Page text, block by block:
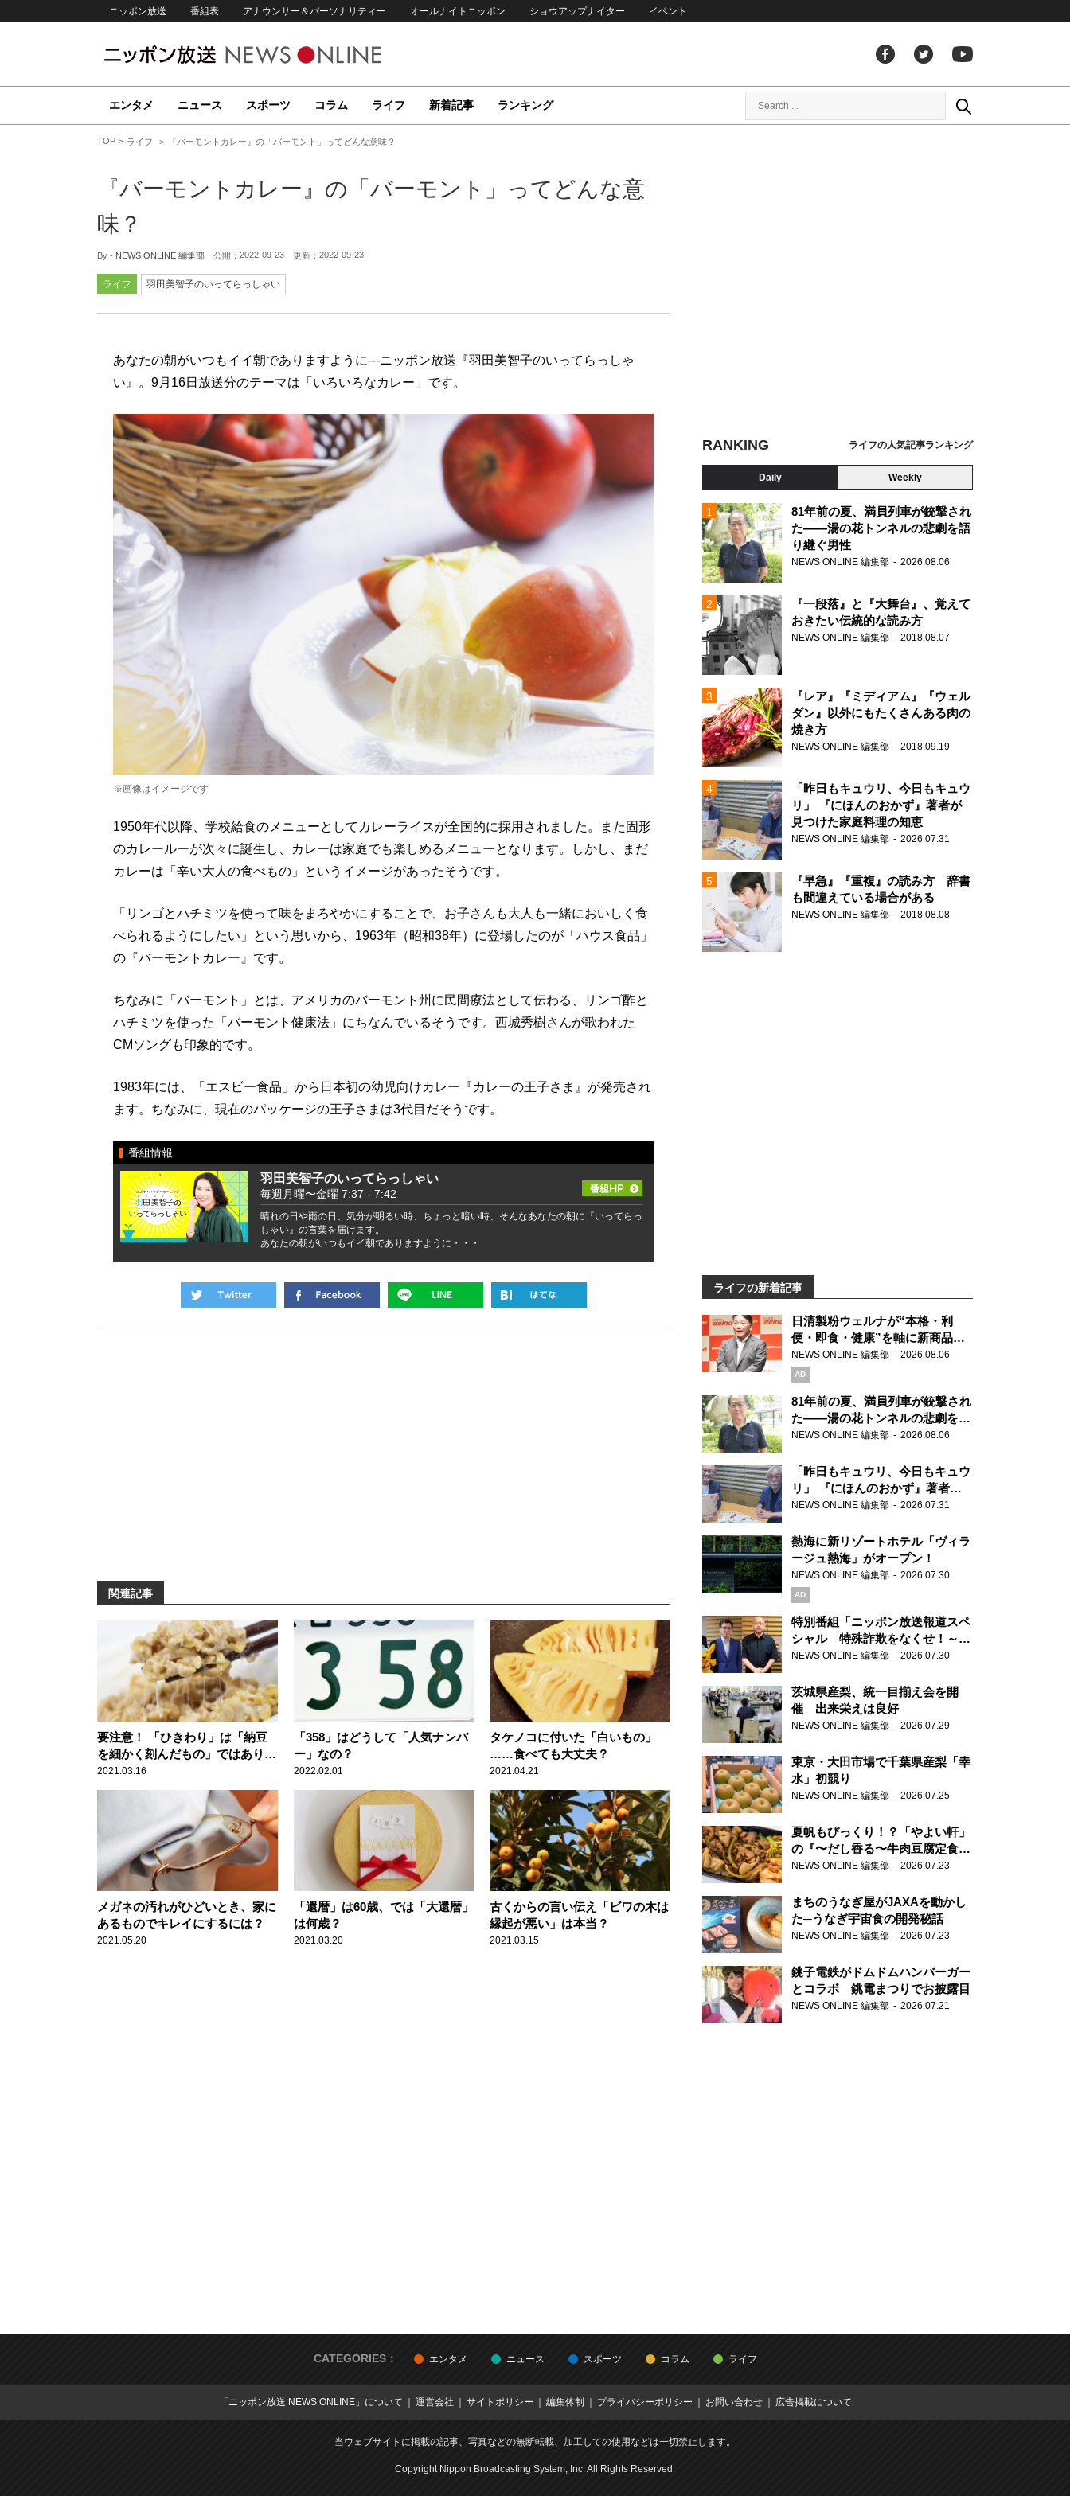
ニッポン放送 番組表 アナウンサー＆パーソナリティー オールナイトニッポン ショウアップナイター イベント
エンタメ ニュース スポーツ コラム ライフ 新着記事 ランキング
TOP ライフ 『バーモントカレー』の「バーモント」ってどんな意味？
『バーモントカレー』の「バーモント」ってどんな意
味？
By - NEWS ONLINE 編集部 公開： 2022-09-23 更新： 2022-09-23
ライフ 羽田美智子のいってらっしゃい
あなたの朝がいつもイイ朝でありますように---ニッポン放送『羽田美智子のいってらっしゃ
い』。9月16日放送分のテーマは「いろいろなカレー」です。
※画像はイメージです
1950年代以降、学校給食のメニューとしてカレーライスが全国的に採用されました。また固形
のカレールーが次々に誕生し、カレーは家庭でも楽しめるメニューとなります。しかし、まだ
カレーは「辛い大人の食べもの」というイメージがあったそうです。
「リンゴとハチミツを使って味をまろやかにすることで、お子さんも大人も一緒においしく食
べられるようにしたい」という思いから、1963年（昭和38年）に登場したのが「ハウス食品」
の『バーモントカレー』です。
ちなみに「バーモント」とは、アメリカのバーモント州に民間療法として伝わる、リンゴ酢と
ハチミツを使った「バーモント健康法」にちなんでいるそうです。西城秀樹さんが歌われた
CMソングも印象的です。
1983年には、「エスビー食品」から日本初の幼児向けカレー『カレーの王子さま』が発売され
ます。ちなみに、現在のパッケージの王子さまは3代目だそうです。
番組情報
羽田美智子のいってらっしゃい
毎週月曜〜金曜 7:37 - 7:42
晴れの日や雨の日、気分が明るい時、ちょっと暗い時、そんなあなたの朝に『いってらっ
しゃい』の言葉を届けます。
あなたの朝がいつもイイ朝でありますように・・・
関連記事
要注意！ 「ひきわり」は「納豆
を細かく刻んだもの」ではありま
せん
2021.03.16
「358」はどうして「人気ナンバ
ー」なの？
2022.02.01
タケノコに付いた「白いもの」
……食べても大丈夫？
2021.04.21
メガネの汚れがひどいとき、家に
あるものでキレイにするには？
2021.05.20
「還暦」は60歳、では「大還暦」
は何歳？
2021.03.20
古くからの言い伝え「ビワの木は
縁起が悪い」は本当？
2021.03.15
RANKING ライフの人気記事ランキング
Daily Weekly
81年前の夏、満員列車が銃撃され
た――湯の花トンネルの悲劇を語
り継ぐ男性
NEWS ONLINE 編集部 2026.08.06
『一段落』と『大舞台』、覚えて
おきたい伝統的な読み方
NEWS ONLINE 編集部 2018.08.07
『レア』『ミディアム』『ウェル
ダン』以外にもたくさんある肉の
焼き方
NEWS ONLINE 編集部 2018.09.19
「昨日もキュウリ、今日もキュウ
リ」 『にほんのおかず』著者が
見つけた家庭料理の知恵
NEWS ONLINE 編集部 2026.07.31
『早急』『重複』の読み方 辞書
も間違えている場合がある
NEWS ONLINE 編集部 2018.08.08
ライフの新着記事
日清製粉ウェルナが“本格・利
便・即食・健康”を軸に新商品を
展開 「マ・マー」「青の洞窟」
ブランドを強化
NEWS ONLINE 編集部 2026.08.06
AD
81年前の夏、満員列車が銃撃され
た――湯の花トンネルの悲劇を語
り継ぐ男性
NEWS ONLINE 編集部 2026.08.06
「昨日もキュウリ、今日もキュウ
リ」 『にほんのおかず』著者が
見つけた家庭料理の知恵
NEWS ONLINE 編集部 2026.07.31
熱海に新リゾートホテル「ヴィラ
ージュ熱海」がオープン！
NEWS ONLINE 編集部 2026.07.30
AD
特別番組「ニッポン放送報道スペ
シャル 特殊詐欺をなくせ！～被
害者・加害者・警視庁が語るトク
NEWS ONLINE 編集部 2026.07.30
茨城県産梨、統一目揃え会を開
催 出来栄えは良好
NEWS ONLINE 編集部 2026.07.29
東京・大田市場で千葉県産梨「幸
水」初競り
NEWS ONLINE 編集部 2026.07.25
夏帆もびっくり！？「やよい軒」
の『〜だし香る〜牛肉豆腐定食』
が香り高すぎる
NEWS ONLINE 編集部 2026.07.23
まちのうなぎ屋がJAXAを動かし
た─うなぎ宇宙食の開発秘話
NEWS ONLINE 編集部 2026.07.23
銚子電鉄がドムドムハンバーガー
とコラボ 銚電まつりでお披露目
NEWS ONLINE 編集部 2026.07.21
CATEGORIES： エンタメ ニュース スポーツ コラム ライフ
「ニッポン放送 NEWS ONLINE」について 運営会社 サイトポリシー 編集体制 プライバシーポリシー お問い合わせ 広告掲載について
当ウェブサイトに掲載の記事、写真などの無断転載、加工しての使用などは一切禁止します。
Copyright Nippon Broadcasting System, Inc. All Rights Reserved.